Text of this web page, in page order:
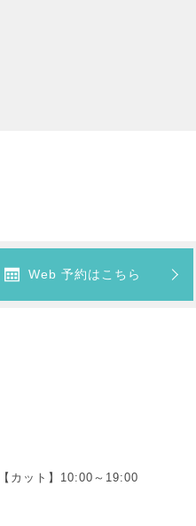
Web 予約はこちら
カット】10:00～19:00